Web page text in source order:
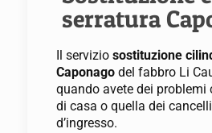
serratura
Il servizio sostituzione
Caponagodel fabbro Li
quando avete dei problemi
di casa o quella dei
d’ingresso.